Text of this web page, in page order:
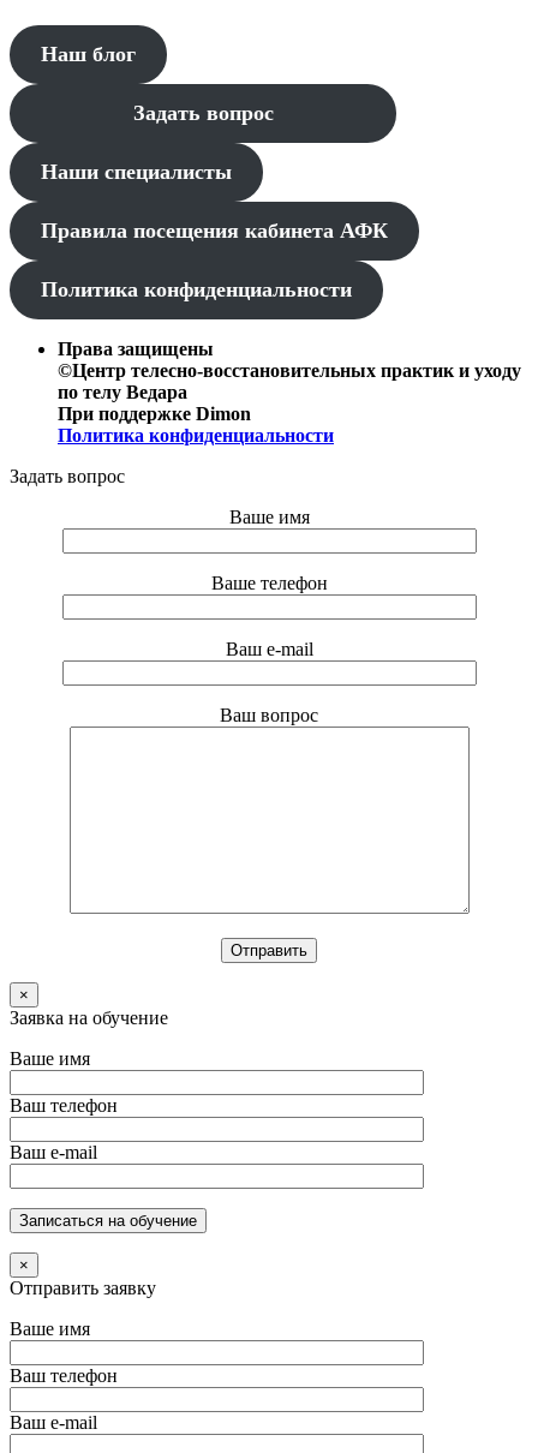
Наш блог
Задать вопрос
Наши специалисты
Правила посещения кабинета АФК
Политика конфиденциальности
Права защищены
©Центр телесно-восстановительных практик и уходу
по телу Ведара
При поддержке Dimon
Политика конфиденциальности
Задать вопрос
Ваше имя
Ваше телефон
Ваш e-mail
Ваш вопрос
×
Заявка на обучение
Ваше имя
Ваш телефон
Ваш e-mail
×
Отправить заявку
Ваше имя
Ваш телефон
Ваш e-mail